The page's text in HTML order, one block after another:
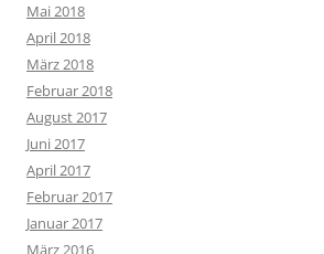
Mai 2018
April 2018
März 2018
Februar 2018
August 2017
Juni 2017
April 2017
Februar 2017
Januar 2017
März 2016